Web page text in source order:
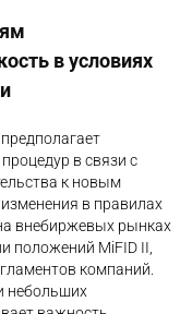
в условиях
в связи с
к новым
в правилах
внебиржевых рынках
положений MiFID II,
компаний.
небольших